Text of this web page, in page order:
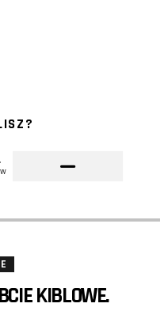
KIBLOWE.